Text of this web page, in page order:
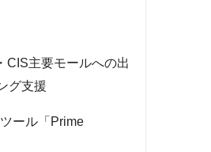
CIS主要モールへの出
グ支援
ール「Prime